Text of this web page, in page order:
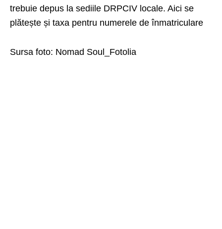
trebuie depus la sediile DRPCIV locale. Aici se
plătește și taxa pentru numerele de înmatriculare
Sursa foto: Nomad Soul_Fotolia